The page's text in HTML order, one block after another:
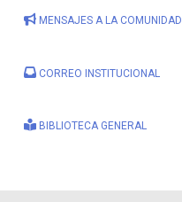
MENSAJES A LA COMUNIDAD
CORREO INSTITUCIONAL
BIBLIOTECA GENERAL